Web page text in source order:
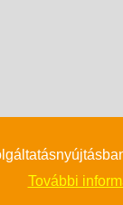
További